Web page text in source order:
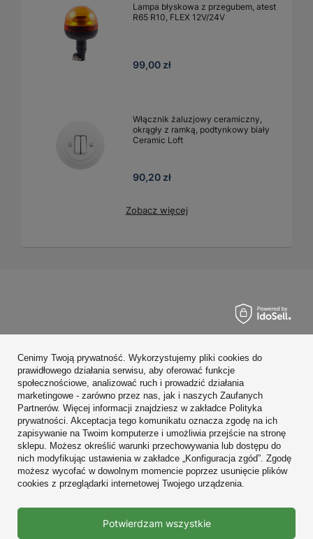
Lampa błyskowa z przegubem, atest
R65 R10, FLEX 12V/24V
99,00 zł
Włącznik żaluzjowy ceramiczny,
okrągły z ramką, podtynkowy biały
Ceramic Loft
90,20 zł
Zobacz więcej
Konto
Regulaminy
Zobacz również
W sklepie prezentujemy ceny brutto (z VAT).
Cenimy Twoją prywatność. Wykorzystujemy pliki cookies do
prawidłowego działania serwisu, aby oferować funkcje
społecznościowe, analizować ruch i prowadzić działania
marketingowe - zarówno przez nas, jak i naszych Zaufanych
Partnerów. Więcej informacji znajdziesz w zakładce Polityka
prywatności. Akceptacja tego komunikatu oznacza zgodę na ich
zapisywanie na Twoim komputerze i umożliwia przejście na stronę
sklepu. Możesz określić warunki przechowywania lub dostępu do
nich modyfikując ustawienia w zakładce „Konfiguracja zgód”. Zgodę
możesz wycofać w dowolnym momencie poprzez usunięcie plików
cookies z przeglądarki internetowej Twojego urządzenia.
Potwierdzam wszystkie